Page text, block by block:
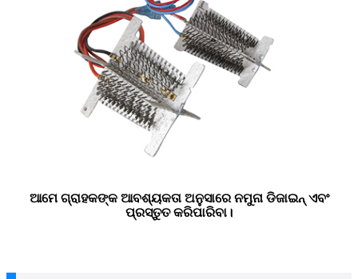
ଆମେ ଗ୍ରାହକଙ୍କ ଆବଶ୍ୟକତା ଅନୁସାରେ ନମୁନା ଡିଜାଇନ୍ ଏବଂ
ପ୍ରସ୍ତୁତ କରିପାରିବା।